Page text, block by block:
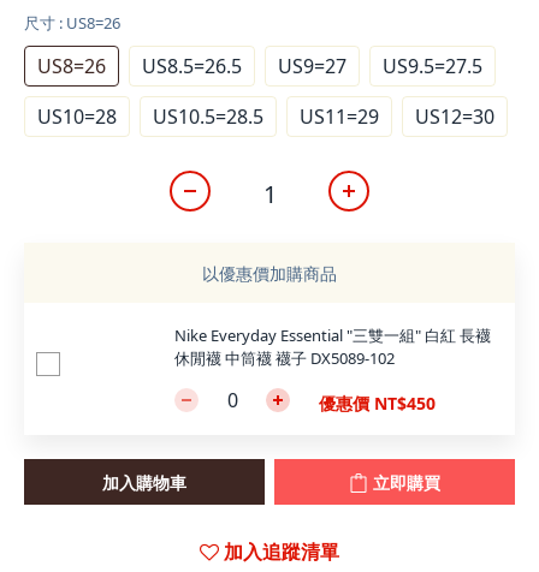
尺寸 : US8=26
US8=26 US8.5=26.5 US9=27
US9.5=27.5
US10=28
US10.5=28.5 US11=29 US12=30
以優惠價加購商品
Nike Everyday Essential "三雙一組" 白紅 長襪
休閒襪 中筒襪 襪子 DX5089-102
優惠價 NT$450
加入購物車 立即購買
加入追蹤清單